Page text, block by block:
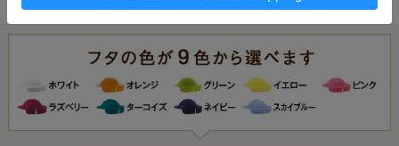
2,600円